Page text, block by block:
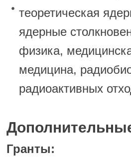
теоретическая
ядерные
физика,
медицина,
радиоактивных
Гранты: